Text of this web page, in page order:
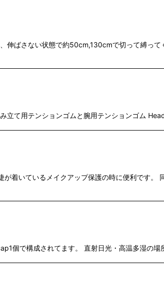
伸ばさない状態で約50cm,130cmで切って縛っ
て用テンションゴムと腕用テンションゴム
着いているメイクアップ保護の時に便利です
個で構成されてます。 直射日光・高温多湿の